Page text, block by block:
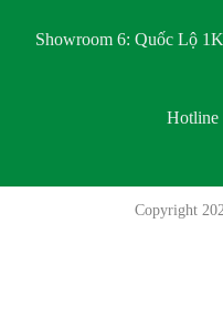
Showroom 6: Quốc Lộ
Hotline
Copyright